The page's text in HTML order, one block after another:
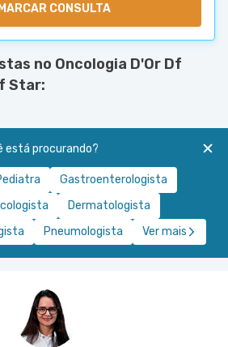
MARCAR CONSULTA
no Oncologia D'Or Df
Star:
está procurando?
Gastroenterologista
Dermatologista
Pneumologista Ver mais